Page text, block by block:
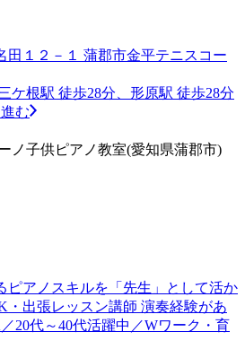
田１２－１ 蒲郡市金平テニスコー
ケ根駅 徒歩28分、形原駅 徒歩28分
む
ノ子供ピアノ教室(愛知県蒲郡市)
ピアノスキルを「先生」として活か
・出張レッスン講師 演奏経験があ
20代～40代活躍中／Wワーク・育